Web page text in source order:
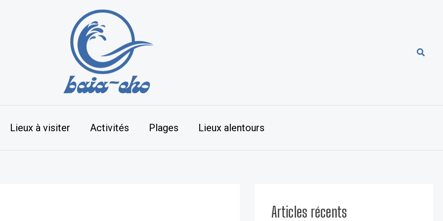
Lieux à visiter Activités Plages Lieux alentours
Articles récents